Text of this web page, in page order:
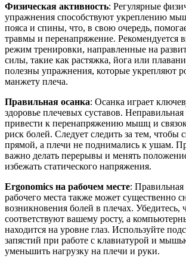
Физическая активность: Регулярные
упражнения способствуют укреплению
пояса и спины, что, в свою очередь,
травмы и перенапряжение. Рекомендуется
режим тренировки, направленные на
силы, такие как растяжка, йога или
полезны упражнения, которые укрепляют
манжету плеча.
Правильная осанка: Осанка играет
здоровье плечевых суставов.
привести к перенапряжению мышц и
риск болей. Следует следить за тем, чтобы
прямой, а плечи не поднимались к ушам.
важно делать перерывы и менять
избежать статического напряжения.
Ergonomics на рабочем месте: Правильная
рабочего места также может существенно
возникновения болей в плечах. Убедитесь,
соответствуют вашему росту, а
находится на уровне глаз. Используйте
запястий при работе с клавиатурой и
уменьшить нагрузку на плечи и руки.